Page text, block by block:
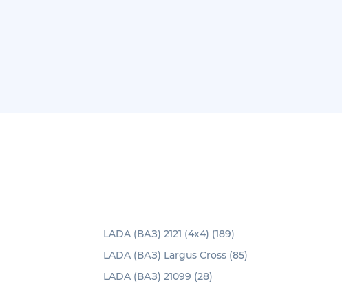
LADA (ВАЗ) 2121 (4x4) (189)
LADA (ВАЗ) Largus Cross (85)
LADA (ВАЗ) 21099 (28)